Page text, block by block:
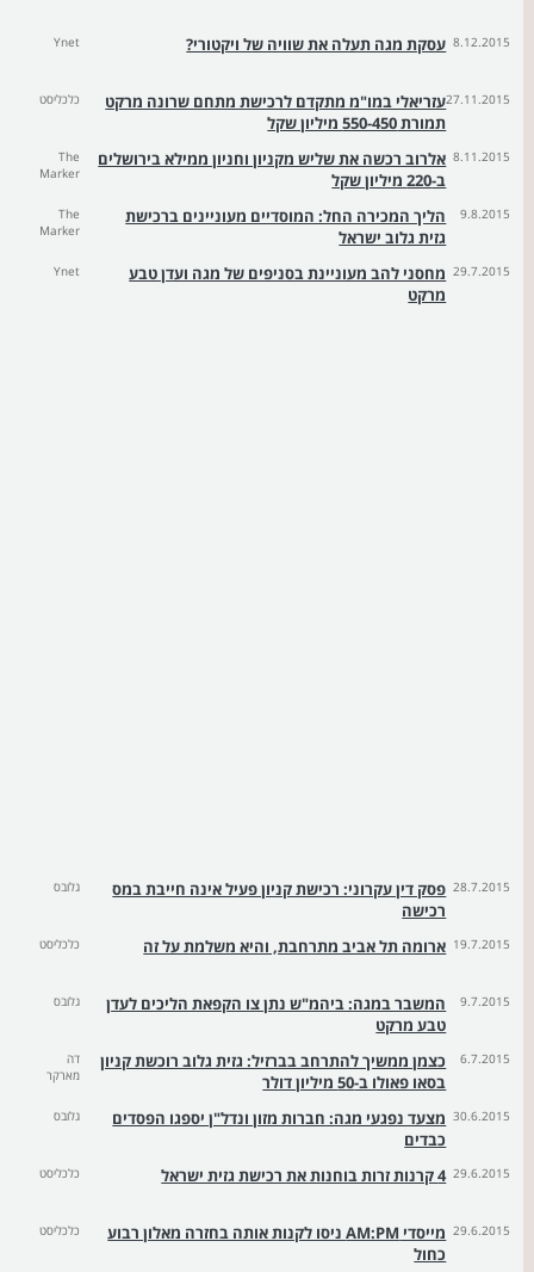
8.12.2015 עסקת מגה תעלה את שוויה של ויקטורי? Ynet
27.11.2015עזריאלי במו"מ מתקדם לרכישת מתחם שרונה מרקט
תמורת 550-450 מיליון שקל
כלכליסט
8.11.2015 אלרוב רכשה את שליש מקניון וחניון ממילא בירושלים
ב-220 מיליון שקל
The
Marker
9.8.2015
הליך המכירה החל: המוסדיים מעוניינים ברכישת
גזית גלוב ישראל
The
Marker
29.7.2015 מחסני להב מעוניינת בסניפים של מגה ועדן טבע
מרקט
Ynet
28.7.2015 פסק דין עקרוני: רכישת קניון פעיל אינה חייבת במס
רכישה
גלובס
19.7.2015 ארומה תל אביב מתרחבת, והיא משלמת על זה כלכליסט
9.7.2015
המשבר במגה: ביהמ"ש נתן צו הקפאת הליכים לעדן
טבע מרקט
גלובס
6.7.2015
כצמן ממשיך להתרחב בברזיל: גזית גלוב רוכשת קניון
בסאו פאולו ב-50 מיליון דולר
דה
מארקר
30.6.2015 מצעד נפגעי מגה: חברות מזון ונדל"ן יספגו הפסדים
כבדים
גלובס
29.6.2015 4 קרנות זרות בוחנות את רכישת גזית ישראל כלכליסט
29.6.2015
מייסדי AM:PM ניסו לקנות אותה בחזרה מאלון רבוע
כחול
כלכליסט